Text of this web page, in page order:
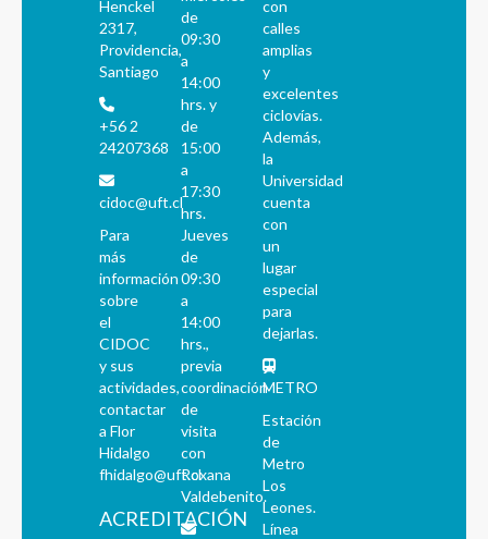
Henckel
2317,
Providencia,
Santiago
+56 2
24207368
cidoc@uft.cl
Para
más
información
sobre
el
CIDOC
y sus
actividades,
contactar
a Flor
Hidalgo
fhidalgo@uft.cl
ACREDITACIÓN
de
09:30
a
14:00
hrs. y
de
15:00
a
17:30
hrs.
Jueves
de
09:30
a
14:00
hrs.,
previa
coordinación
de
visita
con
Roxana
Valdebenito.
con
calles
amplias
y
excelentes
ciclovías.
Además,
la
Universidad
cuenta
con
un
lugar
especial
para
dejarlas.
METRO
Estación
de
Metro
Los
Leones.
Línea